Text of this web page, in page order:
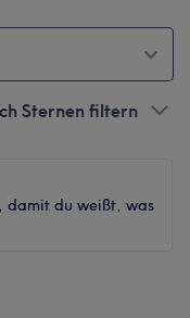
Sternen filtern
damit du weißt, was